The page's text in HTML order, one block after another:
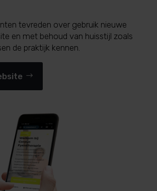
tevreden over gebruik nieuwe
en met behoud van huisstijl zoals
de praktijk kennen.